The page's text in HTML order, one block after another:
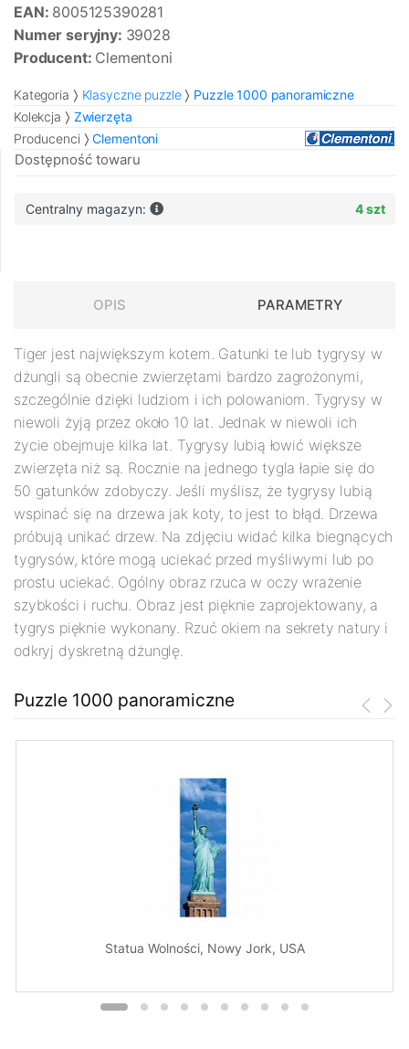
EAN: 8005125390281
Numer seryjny: 39028
Producent: Clementoni
Kategoria Klasyczne puzzle
Puzzle 1000 panoramiczne
Kolekcja
Zwierzęta
Producenci
Clementoni
Dostępność towaru
Centralny magazyn: 4 szt
OPIS PARAMETRY
Tiger jest największym kotem. Gatunki te lub tygrysy w
dżungli są obecnie zwierzętami bardzo zagrożonymi,
szczególnie dzięki ludziom i ich polowaniom. Tygrysy w
niewoli żyją przez około 10 lat. Jednak w niewoli ich
życie obejmuje kilka lat. Tygrysy lubią łowić większe
zwierzęta niż są. Rocznie na jednego tygla łapie się do
50 gatunków zdobyczy. Jeśli myślisz, że tygrysy lubią
wspinać się na drzewa jak koty, to jest to błąd. Drzewa
próbują unikać drzew. Na zdjęciu widać kilka biegnących
tygrysów, które mogą uciekać przed myśliwymi lub po
prostu uciekać. Ogólny obraz rzuca w oczy wrażenie
szybkości i ruchu. Obraz jest pięknie zaprojektowany, a
tygrys pięknie wykonany. Rzuć okiem na sekrety natury i
odkryj dyskretną dżunglę.
Puzzle 1000 panoramiczne
Statua Wolności, Nowy Jork, USA